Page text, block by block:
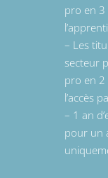
pro en 3
– Les
secteur
pro en 2
l’accès
– 1 an
pour un